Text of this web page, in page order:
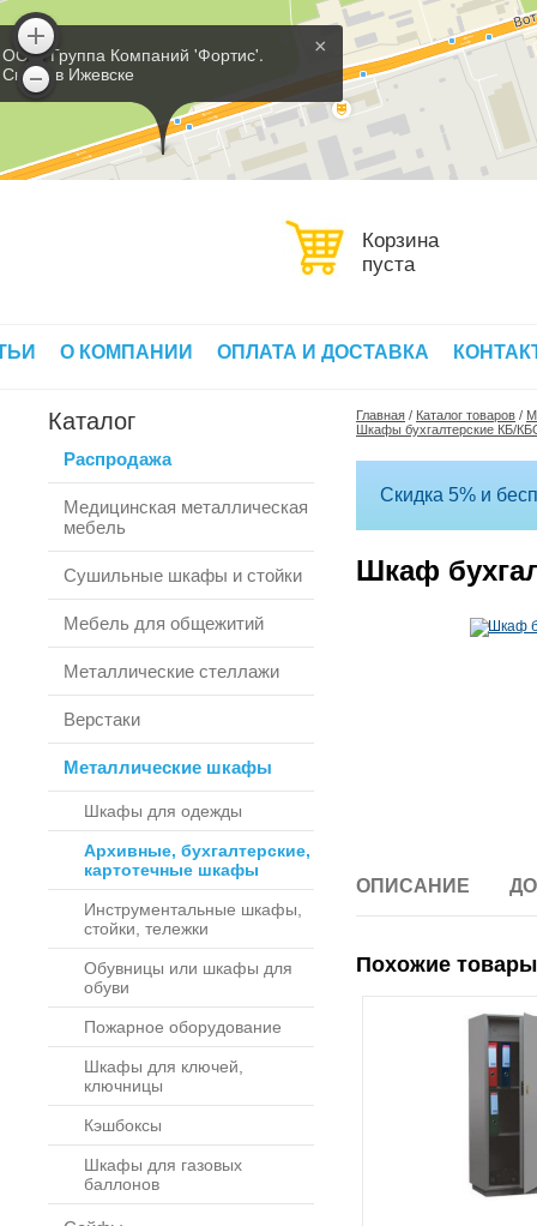
×
ООО 'Группа Компаний 'Фортис'.
Склад в Ижевске
Корзина
пуста
О КОМПАНИИ ОПЛАТА И ДОСТАВКА
Каталог
Распродажа
Медицинская металлическая
мебель
Сушильные шкафы и стойки
Мебель для общежитий
Металлические стеллажи
Верстаки
Металлические шкафы
Шкафы для одежды
Архивные, бухгалтерские,
картотечные шкафы
Инструментальные шкафы,
стойки, тележки
Обувницы или шкафы для
обуви
Пожарное оборудование
Шкафы для ключей,
ключницы
Кэшбоксы
Шкафы для газовых
баллонов
Главная / Каталог товаров /
Шкафы бухгалтерские КБ/
Скидка 5% и
Шкаф
ОПИСАНИЕ
Похожие